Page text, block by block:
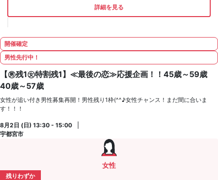
詳細を見る
開催確定
男性先行中！
【㊚残1㊛特割残1】≪最後の恋≫応援企画！！45歳～59歳
40歳～57歳
女性が追い付き男性募集再開！男性残り1枠(^^♪女性チャンス！まだ間に合いま
す！！！
8月2日 (日) 13:30 - 15:00
宇都宮市
女性
残りわずか